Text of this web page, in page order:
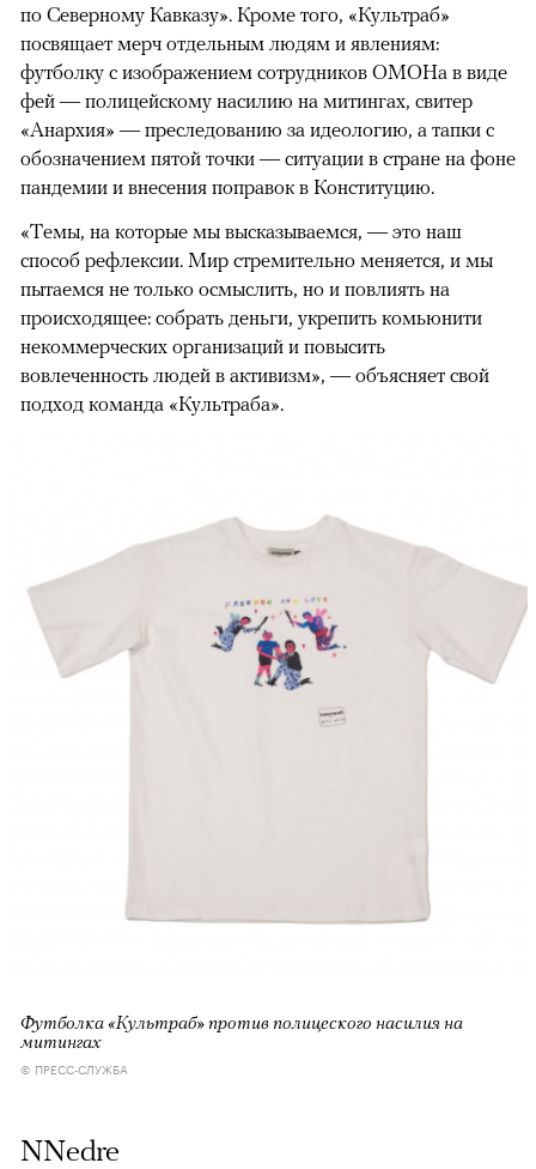
по Северному Кавказу». Кроме того, «Культраб»
посвящает мерч отдельным людям и явлениям:
футболку с изображением сотрудников ОМОНа в виде
фей — полицейскому насилию на митингах, свитер
«Анархия» — преследованию за идеологию, а тапки с
обозначением пятой точки — ситуации в стране на фоне
пандемии и внесения поправок в Конституцию.
«Темы, на которые мы высказываемся, — это наш
способ рефлексии. Мир стремительно меняется, и мы
пытаемся не только осмыслить, но и повлиять на
происходящее: собрать деньги, укрепить комьюнити
некоммерческих организаций и повысить
вовлеченность людей в активизм», — объясняет свой
подход команда «Культраба».
Футболка «Культраб» против полицеского насилия на
митингах
© ПРЕСС-СЛУЖБА
NNedre